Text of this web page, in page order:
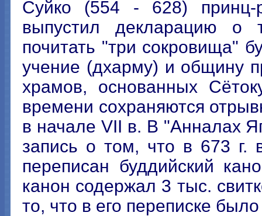
Суйко (554 - 628) принц-
выпустил декларацию о
почитать "три сокровища"
учение (дхарму) и общину
храмов, основанных
времени сохраняются
в начале VII в. В "Анналах
запись о том, что в 673 г.
переписан буддийский
канон содержал 3 тыс.
то, что в его переписке